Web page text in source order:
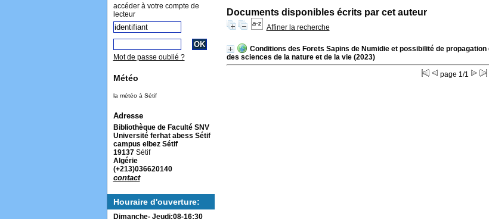
Documents disponibles écrits par cet auteur
Affiner la recherche
Conditions des Forets Sapins de Numidie et possibilité de propagation
des sciences de la nature et de la vie (2023)
page 1/1
accéder à votre compte de
lecteur
Mot de passe oublié ?
Météo
la météo à Sétif
Adresse
Bibliothèque de Faculté SNV
Université ferhat abess Sétif
campus elbez Sétif
19137Sétif
Algérie
(+213)036620140
contact
Houraire d'ouverture:
Dimanche- Jeudi:08-16:30